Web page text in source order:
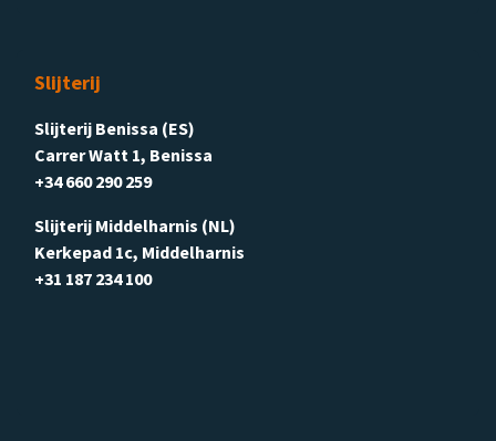
Slijterij
Slijterij Benissa (ES)
Carrer Watt 1, Benissa
+34 660 290 259
Slijterij Middelharnis (NL)
Kerkepad 1c, Middelharnis
+31 187 234 100